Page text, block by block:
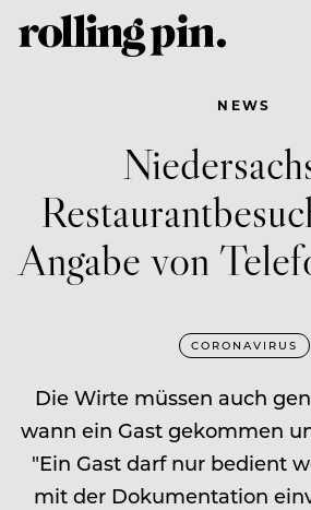
NEWS
Angabe von
CORONAVIRUS
Die Wirte müssen auch
wann ein Gast gekommen
"Ein Gast darf nur bedient
mit der Dokumentation